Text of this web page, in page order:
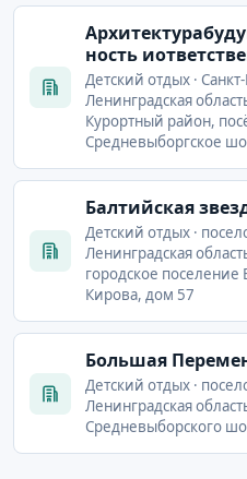
ность
Детский отдых ·
Ленинградская
Курортный район,
Средневыборгское
Балтийская
Детский отдых ·
Ленинградская
городское
Кирова, дом 57
Большая
Детский отдых ·
Ленинградская
Средневыборского